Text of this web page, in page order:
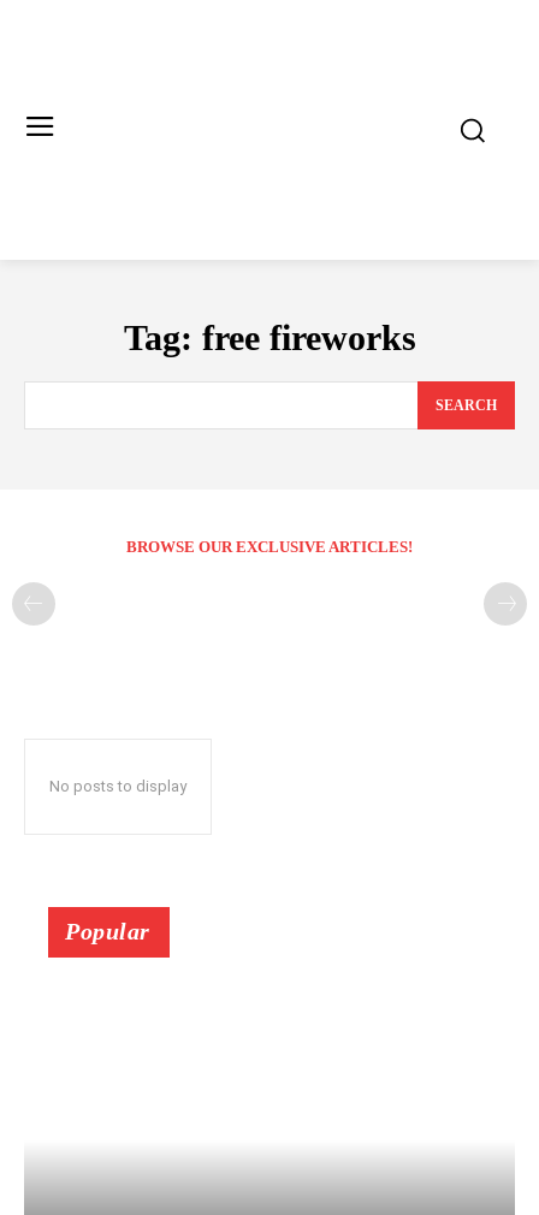
Tag: free fireworks
SEARCH
BROWSE OUR EXCLUSIVE ARTICLES!
No posts to display
Popular